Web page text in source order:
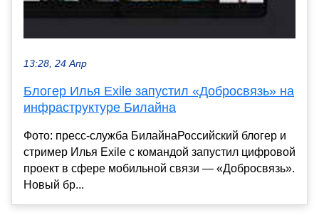
13:28, 24 Апр
Блогер Илья Exile запустил «Добросвязь» на
инфраструктуре Билайна
Фото: пресс-служба БилайнаРоссийский блогер и
стример Илья Exile с командой запустил цифровой
проект в сфере мобильной связи — «Добросвязь».
Новый бр...